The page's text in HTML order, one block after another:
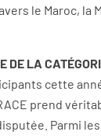
le Maroc, la
DE LA
cette
prend
Parmi